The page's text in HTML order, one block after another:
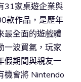
31家桌遊企業與
款作品，是歷年
最全面的遊戲體
一波買氣，玩家
假期間與親友一
機會將 Nintendo